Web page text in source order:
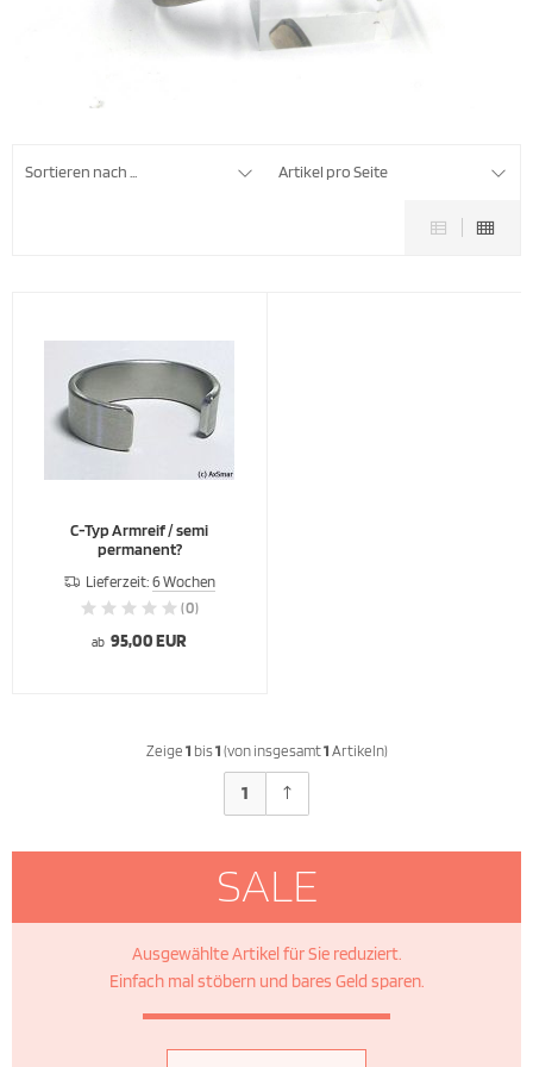
Sortieren nach ... Artikel pro Seite
C-Typ Armreif / semi
permanent?
Lieferzeit: 6 Wochen
(0)
ab 95,00 EUR
Zeige 1 bis1 (von insgesamt1 Artikeln)
1
SALE
Ausgewählte Artikel für Sie reduziert.
Einfach mal stöbern und bares Geld sparen.